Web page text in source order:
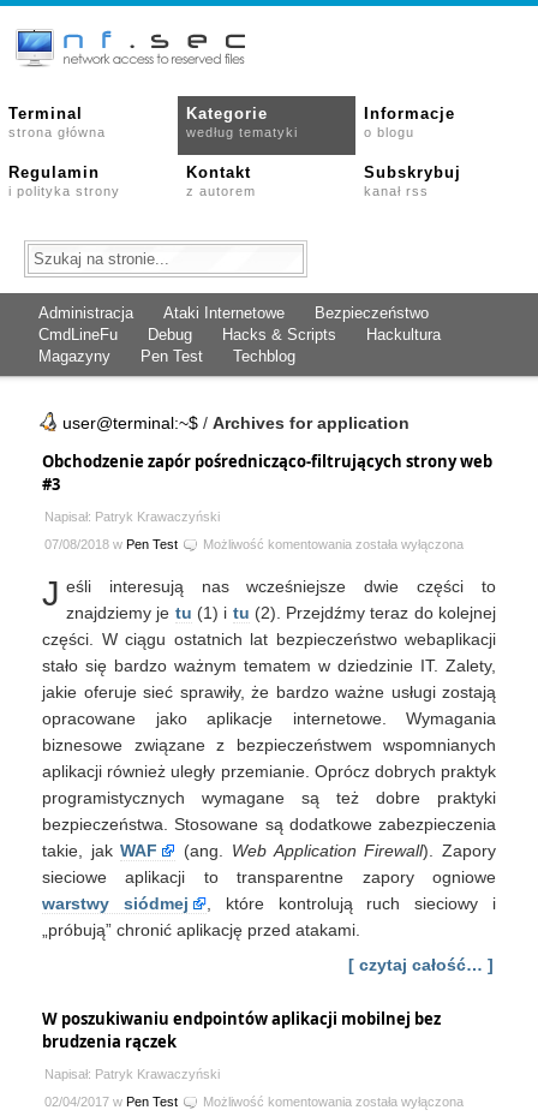
Terminal
strona główna
Kategorie
według tematyki
Informacje
o blogu
Regulamin
i polityka strony
Kontakt
z autorem
Subskrybuj
kanał rss
Administracja Ataki Internetowe
Bezpieczeństwo
CmdLineFu
Debug Hacks & Scripts
Hackultura
Magazyny
Pen Test Techblog
user@terminal:~$ / Archives for application
Obchodzenie zapór pośrednicząco-filtrujących strony web
#3
Napisał: Patryk Krawaczyński
07/08/2018 w Pen Test Możliwość komentowania Obchodzenie
pośrednicząco-
filtrujących
#3
została wyłączona
J eśli interesują nas wcześniejsze dwie części to
znajdziemy je tu (1) i tu (2). Przejdźmy teraz do kolejnej
części. W ciągu ostatnich lat bezpieczeństwo webaplikacji
stało się bardzo ważnym tematem w dziedzinie IT. Zalety,
jakie oferuje sieć sprawiły, że bardzo ważne usługi zostają
opracowane jako aplikacje internetowe. Wymagania
biznesowe związane z bezpieczeństwem wspomnianych
aplikacji również uległy przemianie. Oprócz dobrych praktyk
programistycznych wymagane są też dobre praktyki
bezpieczeństwa. Stosowane są dodatkowe zabezpieczenia
takie, jakWAF (ang. Web Application Firewall). Zapory
sieciowe aplikacji to transparentne zapory ogniowe
warstwy siódmej
, które kontrolują ruch sieciowy i
„próbują” chronić aplikację przed atakami.
[ czytaj całość… ]
W poszukiwaniu endpointów aplikacji mobilnej bez
brudzenia rączek
Napisał: Patryk Krawaczyński
02/04/2017 w Pen Test Możliwość komentowania W
została wyłączona